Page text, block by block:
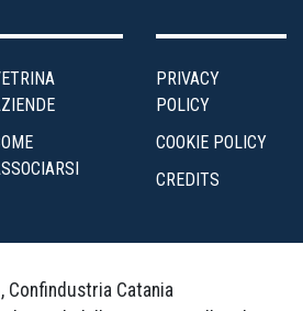
PRIVACY
POLICY
COOKIE POLICY
CREDITS
Confindustria Catania